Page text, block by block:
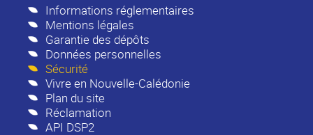
Informations réglementaires
Mentions légales
Garantie des dépôts
Données personnelles
Sécurité
Vivre en Nouvelle-Calédonie
Plan du site
Réclamation
API DSP2